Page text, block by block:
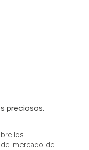
preciosos.
los
mercado de